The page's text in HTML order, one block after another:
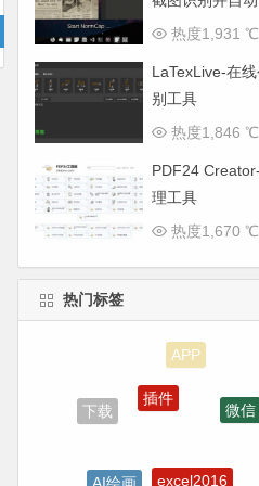
热度1,931 ℃
LaTexLive-在
别工具
热度1,846 ℃
PDF24
理工具
热度1,670 ℃
热门标签
下载
插件
微信
AI绘画